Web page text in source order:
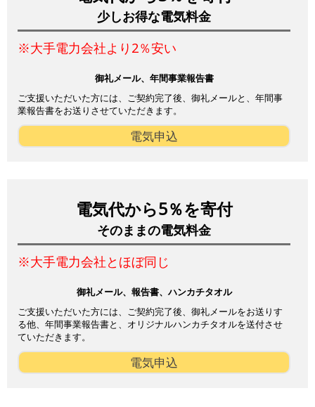
少しお得な電気料金
※大手電力会社より2％安い
御礼メール、年間事業報告書
ご支援いただいた方には、ご契約完了後、御礼メールと、年間事
業報告書をお送りさせていただきます。
電気申込
電気代から5％を寄付
そのままの電気料金
※大手電力会社とほぼ同じ
御礼メール、報告書、ハンカチタオル
ご支援いただいた方には、ご契約完了後、御礼メールをお送りす
る他、年間事業報告書と、オリジナルハンカチタオルを送付させ
ていただきます。
電気申込